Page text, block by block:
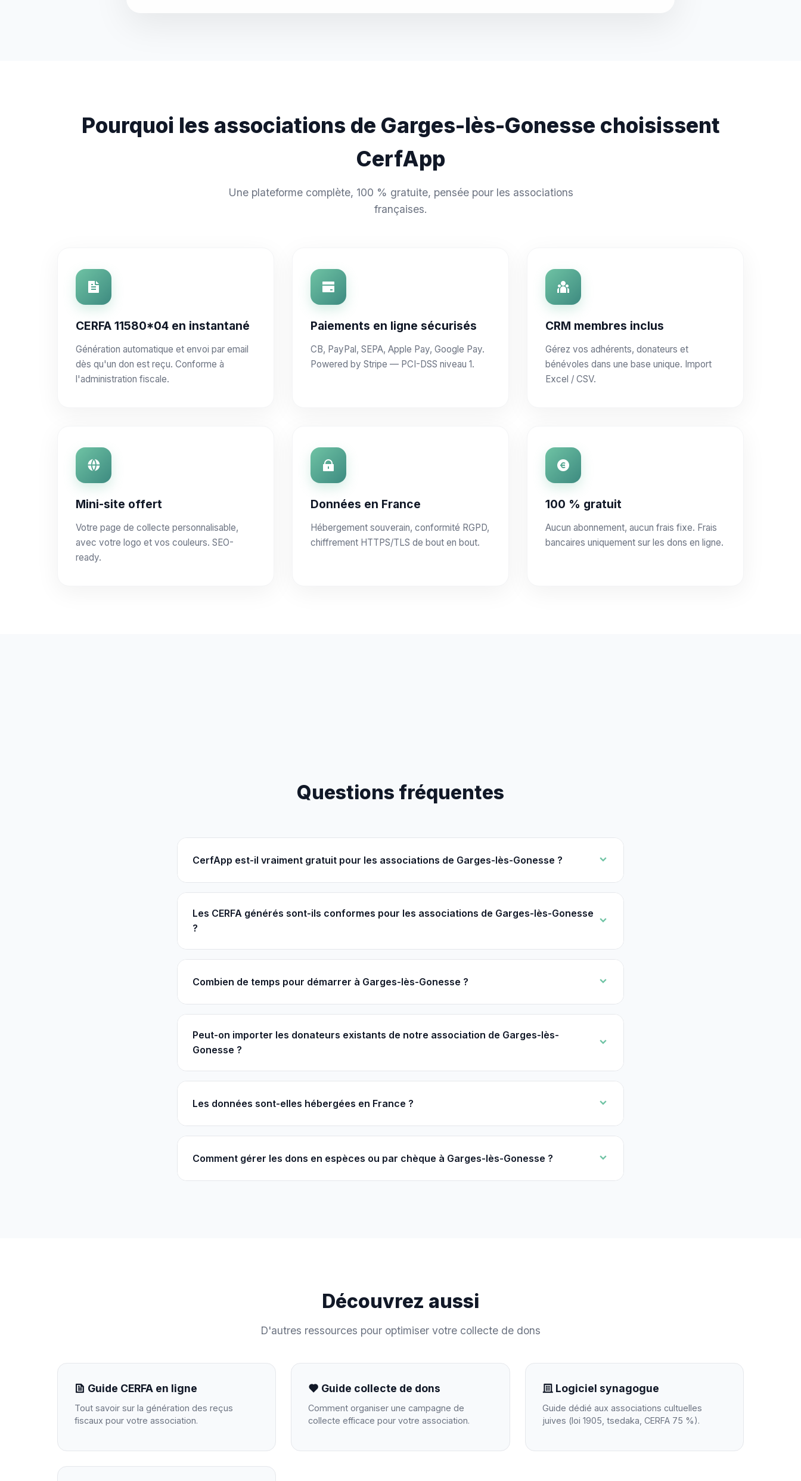
Pourquoi les associations de Garges-lès-Gonesse choisissent
CerfApp
Une plateforme complète, 100 % gratuite, pensée pour les associations
françaises.
CERFA 11580*04 en instantané
Génération automatique et envoi par email
dès qu'un don est reçu. Conforme à
l'administration fiscale.
Paiements en ligne sécurisés
CB, PayPal, SEPA, Apple Pay, Google Pay.
Powered by Stripe — PCI-DSS niveau 1.
CRM membres inclus
Gérez vos adhérents, donateurs et
bénévoles dans une base unique. Import
Excel / CSV.
Mini-site offert
Votre page de collecte personnalisable,
avec votre logo et vos couleurs. SEO-
ready.
Données en France
Hébergement souverain, conformité RGPD,
chiffrement HTTPS/TLS de bout en bout.
100 % gratuit
Aucun abonnement, aucun frais fixe. Frais
bancaires uniquement sur les dons en ligne.
Questions fréquentes
CerfApp est-il vraiment gratuit pour les associations de Garges-lès-Gonesse ?
Les CERFA générés sont-ils conformes pour les associations de Garges-lès-Gonesse
?
Combien de temps pour démarrer à Garges-lès-Gonesse ?
Peut-on importer les donateurs existants de notre association de Garges-lès-
Gonesse ?
Les données sont-elles hébergées en France ?
Comment gérer les dons en espèces ou par chèque à Garges-lès-Gonesse ?
Découvrez aussi
D'autres ressources pour optimiser votre collecte de dons
Guide CERFA en ligne
Tout savoir sur la génération des reçus
fiscaux pour votre association.
Guide collecte de dons
Comment organiser une campagne de
collecte efficace pour votre association.
Logiciel synagogue
Guide dédié aux associations cultuelles
juives (loi 1905, tsedaka, CERFA 75 %).